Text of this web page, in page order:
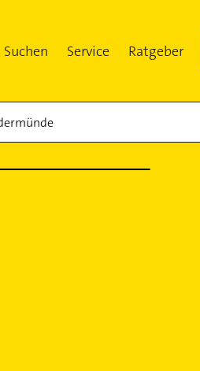
Suchen Service Ratgeber